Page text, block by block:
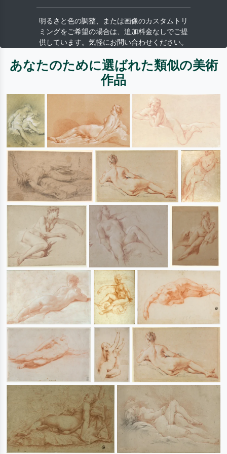
明るさと色の調整、または画像のカスタムトリ
ミングをご希望の場合は、追加料金なしでご提
供しています。気軽にお問い合わせください。
あなたのために選ばれた類似の美術
作品